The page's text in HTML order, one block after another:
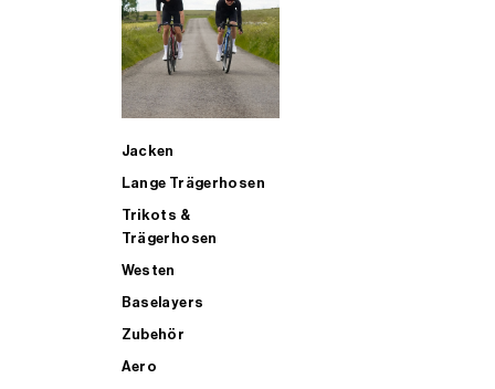
Jacken
Lange Trägerhosen
Trikots &
Trägerhosen
Westen
Baselayers
Zubehör
Aero
ALLE TRIATHLONARTIKEL FÜR MÄNNER KAUFEN